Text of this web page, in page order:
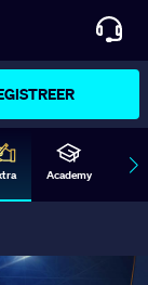
Academy